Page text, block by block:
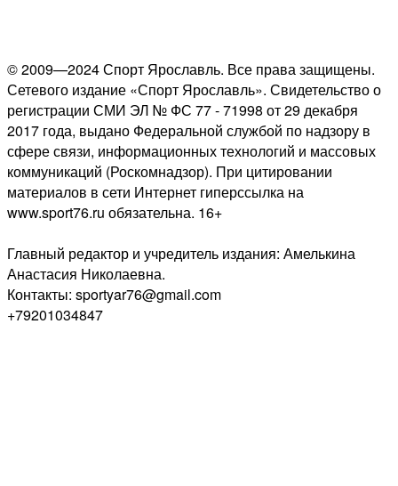
© 2009—2024 Спорт Ярославль. Все права защищены.
Сетевого издание «Спорт Ярославль». Свидетельство о
регистрации СМИ ЭЛ № ФС 77 - 71998 от 29 декабря
2017 года, выдано Федеральной службой по надзору в
сфере связи, информационных технологий и массовых
коммуникаций (Роскомнадзор). При цитировании
материалов в сети Интернет гиперссылка на
www.sport76.ru обязательна. 16+
Главный редактор и учредитель издания: Амелькина
Анастасия Николаевна.
Контакты: sportyar76@gmail.com
+79201034847